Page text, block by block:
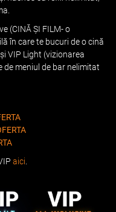
(CINĂ ȘI FILM- o
în care te bucuri de o cină
VIP Light (vizionarea
meniul de bar nelimitat
aici